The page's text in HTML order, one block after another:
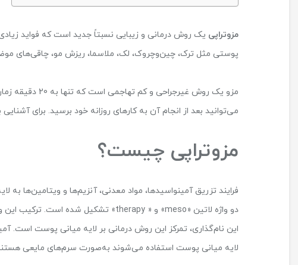
مزوتراپی یک روش درمانی و زیبایی نسبتاً جدید است که فواید
پوستی مثل ترک، چین‌وچروک، لک، ملاسما، ریزش مو، چاقی‌های
مزو یک روش
می‌توانید بعد از انجام آن به کارهای روزانه خود برسید. برای
مزوتراپی چیست؟
فرایند تزریق آمینواسیدها، مواد معدنی، آنزیم‌ها و ویتامین‌ها
این نام‌گذاری، تمرکز این روش درمانی بر لایه میانی پوست است.
لایه میانی پوست استفاده می‌شوند به‌صورت سرم‌های مایعی